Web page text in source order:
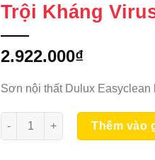
Trội Kháng
2.922.000₫
Sơn nội thất Dulux
Dulux Easyclean Lau Chùi
Thêm vào